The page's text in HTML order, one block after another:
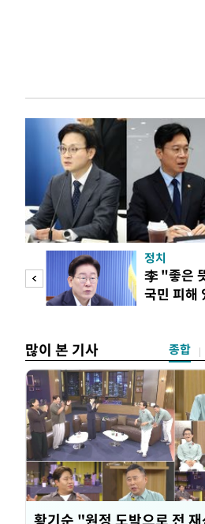
정치
李 "좋은
국민 피해
많이 본 기사 종합
황기순 "원정 도박으로 전